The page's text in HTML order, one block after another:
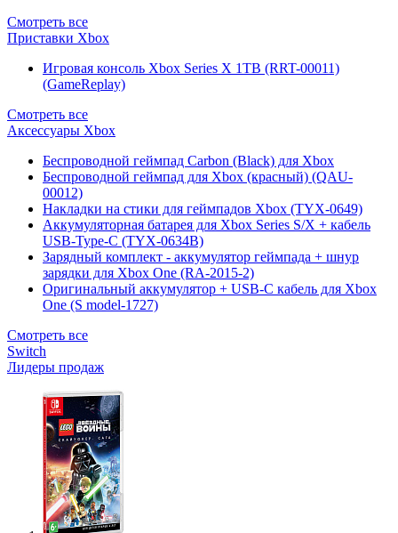
Смотреть все
Приставки Xbox
Игровая консоль Xbox Series X 1TB (RRT-00011)
(GameReplay)
Смотреть все
Аксессуары Xbox
Беспроводной геймпад Carbon (Black) для Xbox
Беспроводной геймпад для Xbox (красный) (QAU-
00012)
Накладки на стики для геймпадов Xbox (TYX-0649)
Аккумуляторная батарея для Xbox Series S/X + кабель
USB-Type-C (TYX-0634B)
Зарядный комплект - аккумулятор геймпада + шнур
зарядки для Xbox One (RA-2015-2)
Оригинальный аккумулятор + USB-C кабель для Xbox
One (S model-1727)
Смотреть все
Switch
Лидеры продаж